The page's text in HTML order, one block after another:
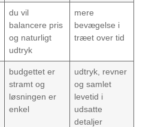
du vil
balancere pris
og naturligt
udtryk
mere
bevægelse i
træet over tid
budgettet er
stramt og
løsningen er
enkel
udtryk, revner
og samlet
levetid i
udsatte
detaljer